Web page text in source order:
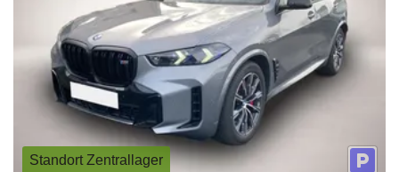
Standort Zentrallager